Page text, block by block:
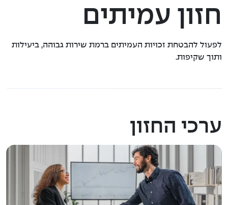
תקציר נוהל הפרדות מבניות
נגישות
ועדת השקעות
ועדת הביקורת – חברים חיצוניים
חזון עמיתים
לפעול להבטחת זכויות העמיתים ברמת שירות גבוהה, ביעילות
ותוך שקיפות.
ערכי החזון